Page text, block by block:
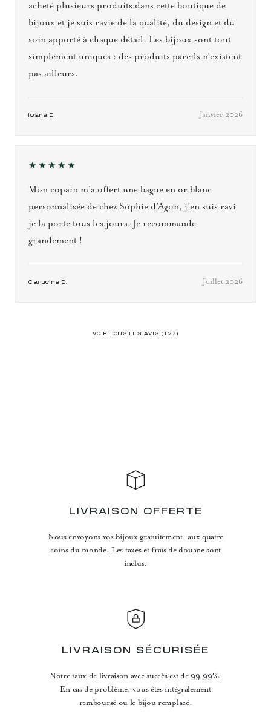
acheté plusieurs produits dans cette boutique de
bijoux et je suis ravie de la qualité, du design et du
soin apporté à chaque détail. Les bijoux sont tout
simplement uniques : des produits pareils n’existent
pas ailleurs.
Ioana D. Janvier 2026
★★★★★
Mon copain m’a offert une bague en or blanc
personnalisée de chez Sophie d’Agon, j’en suis ravi
je la porte tous les jours. Je recommande
grandement !
Capucine D. Juillet 2026
VOIR TOUS LES AVIS (127)
LIVRAISON OFFERTE
Nous envoyons vos bijoux gratuitement, aux quatre
coins du monde. Les taxes et frais de douane sont
inclus.
LIVRAISON SÉCURISÉE
Notre taux de livraison avec succès est de 99,99%.
En cas de problème, vous êtes intégralement
remboursé ou le bijou remplacé.